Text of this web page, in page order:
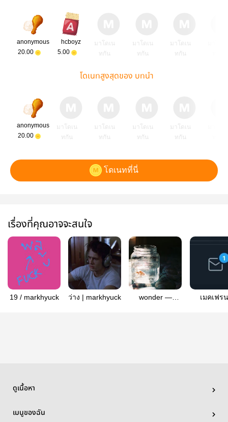
anonymous
20.00
hcboyz
5.00
มาโดเน
ทกัน
มาโดเน
ทกัน
มาโดเน
ทกัน
โดเนทสูงสุดของ บทนำ
anonymous
20.00
มาโดเน
ทกัน
มาโดเน
ทกัน
มาโดเน
ทกัน
มาโดเน
ทกัน
โดเนทที่นี่
เรื่องที่คุณอาจจะสนใจ
19 / markhyuck ว่าง | markhyuck
wonder —
เมคเฟร
ดูเนื้อหา
เมนูของฉัน